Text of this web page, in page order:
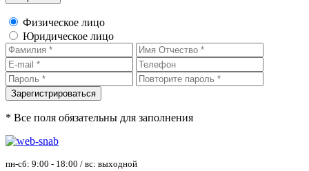
Физическое лицо
Юридическое лицо
* Все поля обязательны для заполнения
пн-сб: 9:00 - 18:00 / вс: выходной